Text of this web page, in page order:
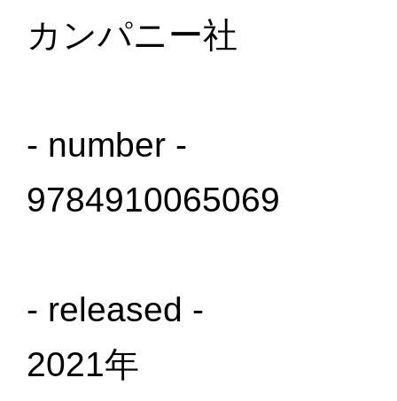
カンパニー社
- number -
9784910065069
- released -
2021年